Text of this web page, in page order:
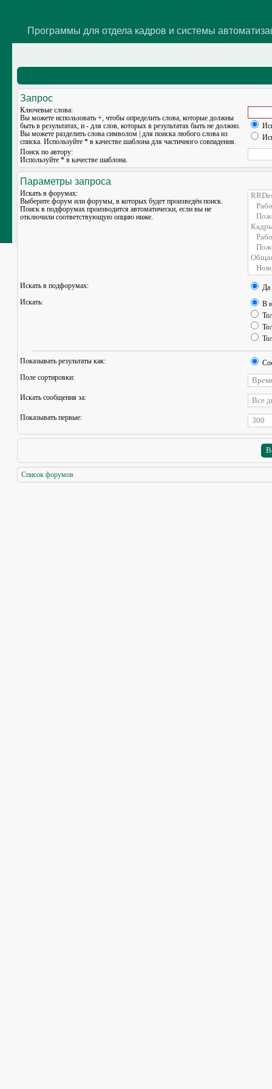
Программы для отдела кадров и системы
Запрос
Ключевые слова:
Вы можете использовать +, чтобы определить слова, которые должны
быть в результатах, и - для слов, которых в результатах быть не должно.
Вы можете разделить слова символом для поиска любого слова из
списка. Используйте * в качестве шаблона для частичного совпадения.
Поиск по автору:
Используйте * в качестве шаблона.
Параметры запроса
Искать в форумах:
Выберите форум или форумы, в которых будет произведён поиск.
Поиск в подфорумах производится автоматически, если вы не
отключили соответствующую опцию ниже.
Искать в подфорумах:
Да
Искать:
В
Показывать результаты как:
Поле сортировки:
Искать сообщения за:
Показывать первые:
Список форумов